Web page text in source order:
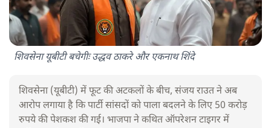
शिवसेना यूबीटी बचेगीः उद्धव ठाकरे और एकनाथ शिंदे
शिवसेना (यूबीटी) में फूट की अटकलों के बीच, संजय राउत ने अब
आरोप लगाया है कि पार्टी सांसदों को पाला बदलने के लिए 50 करोड़
रुपये की पेशकश की गई। भाजपा ने कथित ऑपरेशन टाइगर में